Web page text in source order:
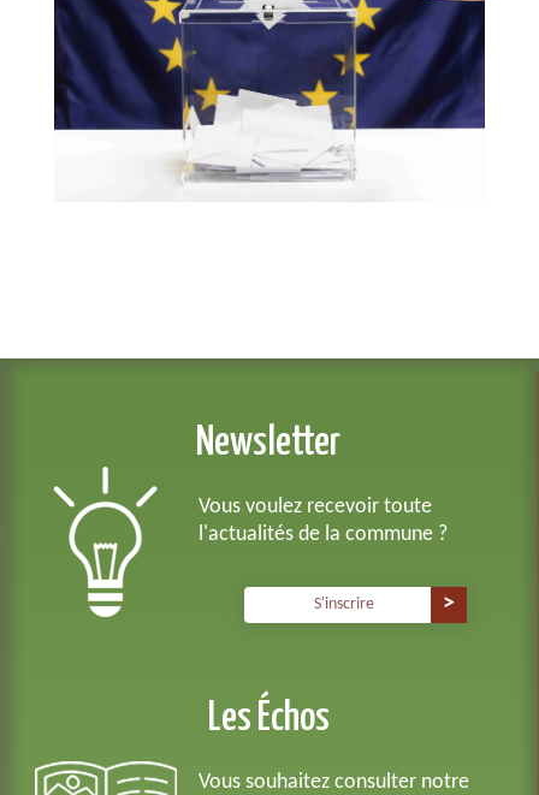
Newsletter
Vous voulez recevoir toute
l'actualités de la commune ?
S'inscrire
Les Échos
Vous souhaitez consulter notre